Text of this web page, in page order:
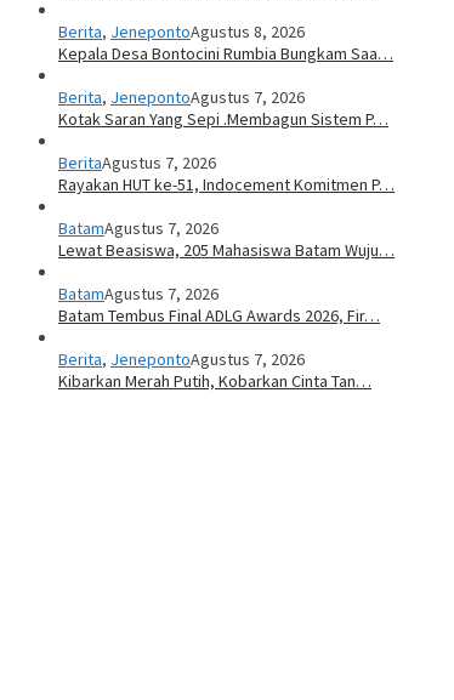
Berita, JenepontoAgustus 8, 2026
Kepala Desa Bontocini Rumbia Bungkam Saa…
Berita, JenepontoAgustus 7, 2026
Kotak Saran Yang Sepi .Membagun Sistem P…
BeritaAgustus 7, 2026
Rayakan HUT ke-51, Indocement Komitmen P…
BatamAgustus 7, 2026
Lewat Beasiswa, 205 Mahasiswa Batam Wuju…
BatamAgustus 7, 2026
Batam Tembus Final ADLG Awards 2026, Fir…
Berita, JenepontoAgustus 7, 2026
Kibarkan Merah Putih, Kobarkan Cinta Tan…